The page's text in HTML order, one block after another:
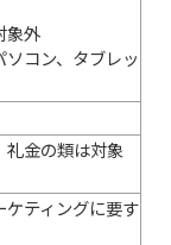
象外
コン、タブレッ
礼金の類は対象
ケティングに要す